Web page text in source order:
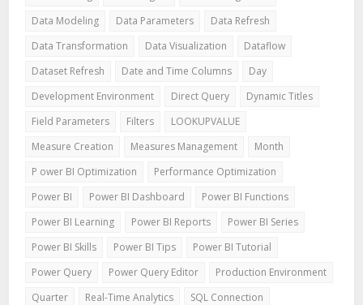
Data Modeling
Data Parameters
Data Refresh
Data Transformation
Data Visualization
Dataflow
Dataset Refresh
Date and Time Columns
Day
Development Environment
Direct Query
Dynamic Titles
Field Parameters
Filters
LOOKUPVALUE
Measure Creation
Measures Management
Month
P ower BI Optimization
Performance Optimization
Power BI
Power BI Dashboard
Power BI Functions
Power BI Learning
Power BI Reports
Power BI Series
Power BI Skills
Power BI Tips
Power BI Tutorial
Power Query
Power Query Editor
Production Environment
Quarter
Real-Time Analytics
SQL Connection